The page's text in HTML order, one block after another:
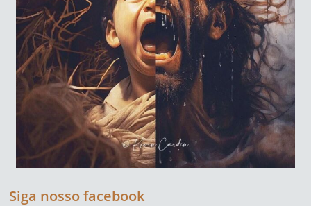
Siga nosso facebook